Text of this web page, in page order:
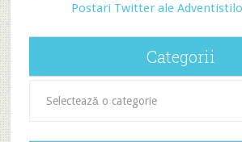
Postari Twitter ale
Categorii